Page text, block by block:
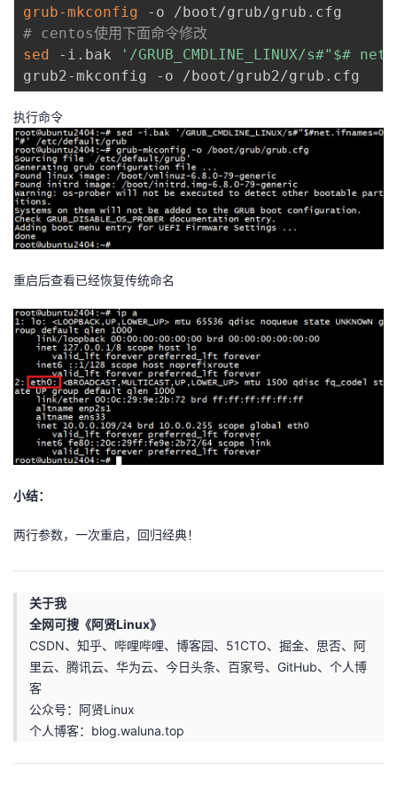
grub-mkconfig
# centos使用下面命令修改
sed -i.bak
'/GRUB_CMDLINE_LINUX/s#"$#
执行命令
重启后查看已经恢复传统命名
小结：
两行参数，一次重启，回归经典！
关于我
全网可搜《阿贤Linux》
CSDN、知乎、哔哩哔哩、博客园、51CTO、掘金、思否、阿
里云、腾讯云、华为云、今日头条、百家号、GitHub、个人博
客
公众号：阿贤Linux
个人博客：blog.waluna.top